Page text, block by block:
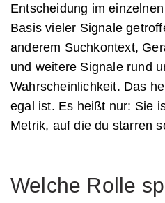
Entscheidung im
Basis vieler Signale
anderem Suchkontext,
und weitere Signale rund
Wahrscheinlichkeit. Das
egal ist. Es heißt nur: Sie
Metrik, auf die du starren
Welche Rolle